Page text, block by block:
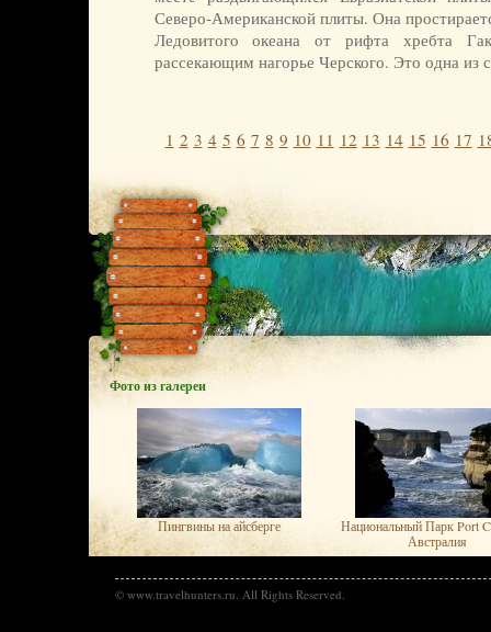
Северо-Американской плиты. Она
Ледовитого океана от рифта хребта
рассекающим нагорье Черского. Это одна из
1 2 3 4 5 6 7 8 9 10 11 12 13 14 15 16 17
Фото из галереи
Пингвины на айсберге
Национальный Парк Port
Австралия
© www.travelhunters.ru. All Rights Reserved.